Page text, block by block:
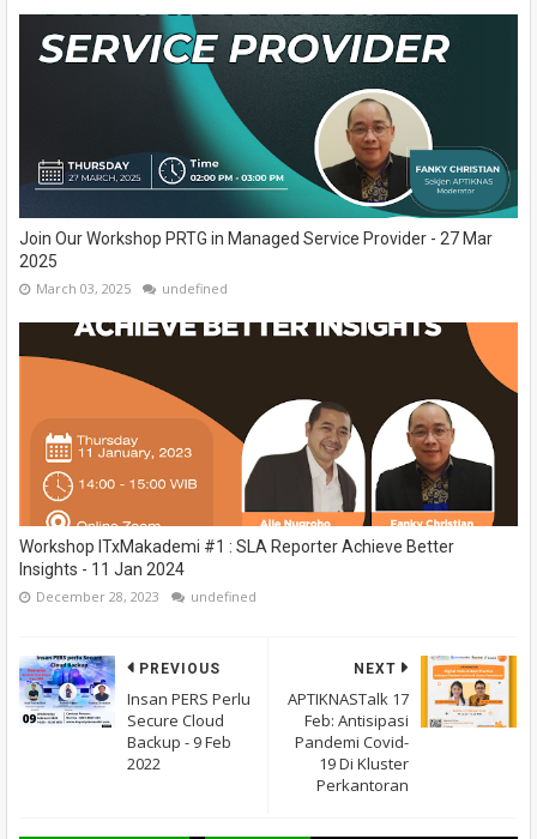
Join Our Workshop PRTG in Managed Service Provider - 27 Mar
2025
March 03, 2025 undefined
Workshop ITxMakademi #1 : SLA Reporter Achieve Better
Insights - 11 Jan 2024
December 28, 2023 undefined
NEXT
APTIKNASTalk 17
Feb: Antisipasi
Pandemi Covid-
19 Di Kluster
Perkantoran
PREVIOUS
Insan PERS Perlu
Secure Cloud
Backup - 9 Feb
2022